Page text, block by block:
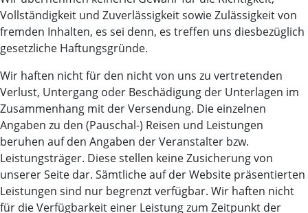
Vollständigkeit und Zuverlässigkeit sowie Zulässigkeit von
fremden Inhalten, es sei denn, es treffen uns diesbezüglich
gesetzliche Haftungsgründe.
Wir haften nicht für den nicht von uns zu vertretenden
Verlust, Untergang oder Beschädigung der Unterlagen im
Zusammenhang mit der Versendung. Die einzelnen
Angaben zu den (Pauschal-) Reisen und Leistungen
beruhen auf den Angaben der Veranstalter bzw.
Leistungsträger. Diese stellen keine Zusicherung von
unserer Seite dar. Sämtliche auf der Website präsentierten
Leistungen sind nur begrenzt verfügbar. Wir haften nicht
für die Verfügbarkeit einer Leistung zum Zeitpunkt der